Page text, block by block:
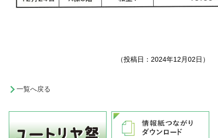
（投稿日：2024年12月02日）
一覧へ戻る